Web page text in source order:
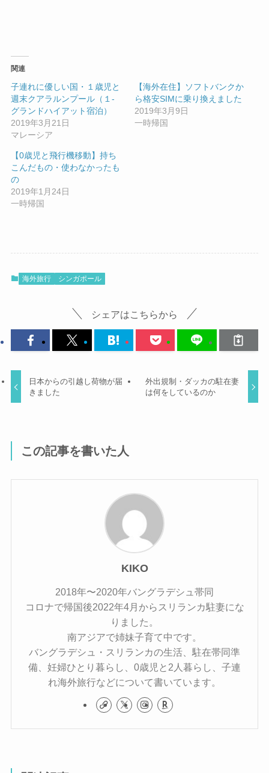
関連
子連れに優しい国・１歳児と
週末クアラルンプール（１-
グランドハイアット宿泊）
2019年3月21日
マレーシア
【海外在住】ソフトバンクか
ら格安SIMに乗り換えました
2019年3月9日
一時帰国
【0歳児と飛行機移動】持ち
こんだもの・使わなかったも
の
2019年1月24日
一時帰国
海外旅行 シンガポール
シェアはこちらから
日本からの引越し荷物が届
きました
外出規制・ダッカの駐在妻
は何をしているのか
この記事を書いた人
KIKO
2018年〜2020年バングラデシュ帯同
コロナで帰国後2022年4月からスリランカ駐妻にな
りました。
南アジアで姉妹子育て中です。
バングラデシュ・スリランカの生活、駐在帯同準
備、妊婦ひとり暮らし、0歳児と2人暮らし、子連
れ海外旅行などについて書いています。